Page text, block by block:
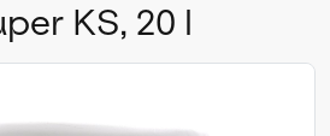
KS, 20 l